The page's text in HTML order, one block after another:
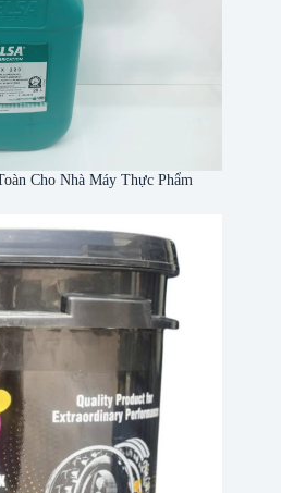
Cho Nhà Máy Thực Phẩm